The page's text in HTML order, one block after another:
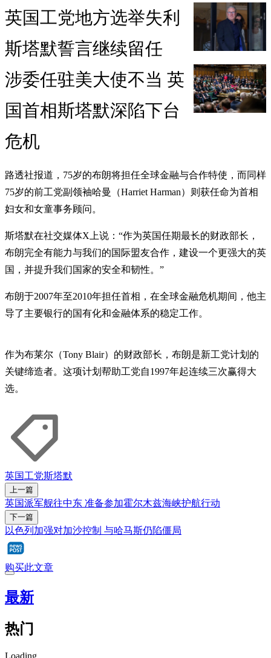
英国工党地方选举失利
斯塔默誓言继续留任
涉委任驻美大使不当 英
国首相斯塔默深陷下台
危机
路透社报道，75岁的布朗将担任全球金融与合作特使，而同样
75岁的前工党副领袖哈曼（Harriet Harman）则获任命为首相
妇女和女童事务顾问。
斯塔默在社交媒体X上说：“作为英国任期最长的财政部长，
布朗完全有能力与我们的国际盟友合作，建设一个更强大的英
国，并提升我们国家的安全和韧性。”
布朗于2007年至2010年担任首相，在全球金融危机期间，他主
导了主要银行的国有化和金融体系的稳定工作。
作为布莱尔（Tony Blair）的财政部长，布朗是新工党计划的
关键缔造者。这项计划帮助工党自1997年起连续三次赢得大
选。
英国工党斯塔默
上一篇
英国派军舰往中东 准备参加霍尔木兹海峡护航行动
下一篇
以色列加强对加沙控制 与哈马斯仍陷僵局
购买此文章
最新
热门